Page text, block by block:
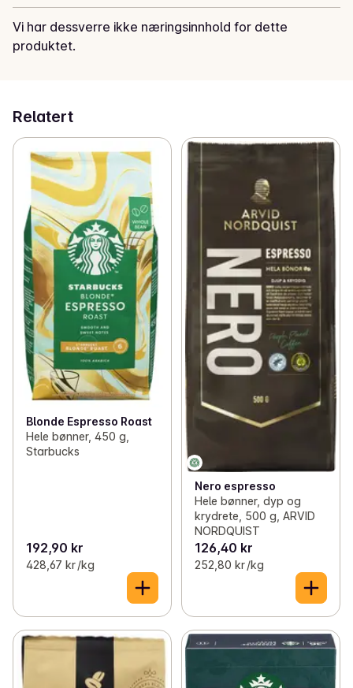
Vi har dessverre ikke næringsinnhold for dette
produktet.
Relatert
Blonde Espresso Roast
Hele bønner, 450 g,
Starbucks
192,90 kr
428,67 kr /kg
Nero espresso
Hele bønner, dyp og
krydrete, 500 g, ARVID
NORDQUIST
126,40 kr
252,80 kr /kg